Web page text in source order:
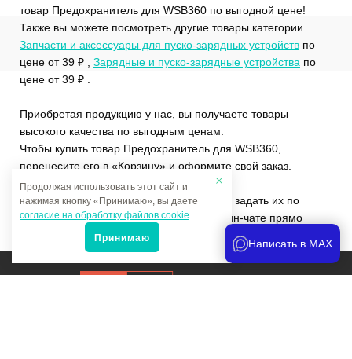
товар Предохранитель для WSB360 по выгодной цене!
Также вы можете посмотреть другие товары категории
Запчасти и аксессуары для пуско-зарядных устройств по
цене от 39 ₽ , Зарядные и пуско-зарядные устройства по
цене от 39 ₽ .
Приобретая продукцию у нас, вы получаете товары
высокого качества по выгодным ценам.
Чтобы купить товар Предохранитель для WSB360,
перенесите его в «Корзину» и оформите свой заказ.
Если у вас остались вопросы, вы можете задать их по
телефону+7 (4822)65-69-46или в онлайн-чате прямо
Продвижение сайта
Продолжая использовать этот сайт и
нажимая кнопку «Принимаю», вы даете
согласие на обработку файлов cookie.
Принимаю Написать в MAX